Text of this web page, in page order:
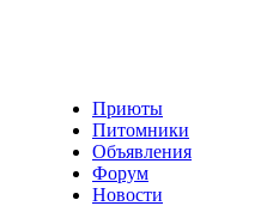
Приюты
Питомники
Объявления
Форум
Новости